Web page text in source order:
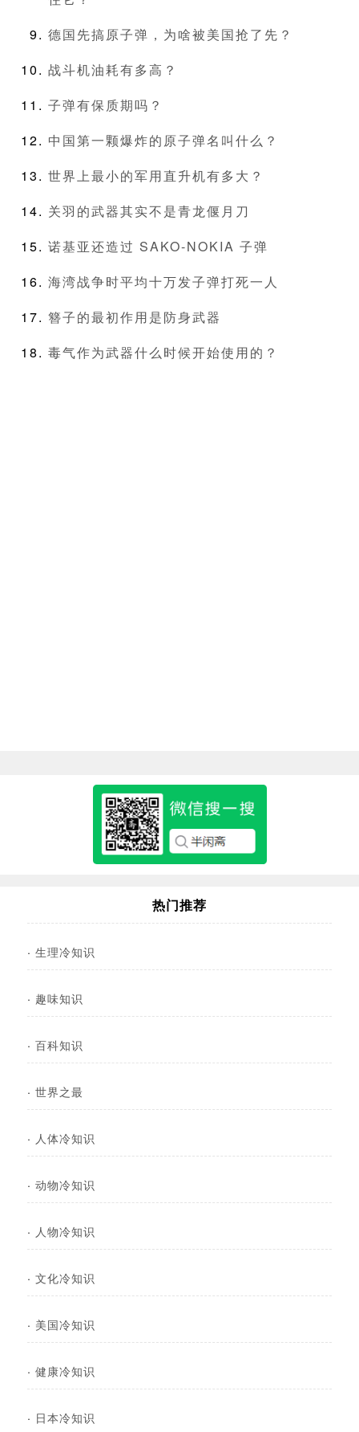
德国先搞原子弹，为啥被美国抢了先？
战斗机油耗有多高？
子弹有保质期吗？
中国第一颗爆炸的原子弹名叫什么？
世界上最小的军用直升机有多大？
关羽的武器其实不是青龙偃月刀
诺基亚还造过 SAKO-NOKIA 子弹
海湾战争时平均十万发子弹打死一人
簪子的最初作用是防身武器
毒气作为武器什么时候开始使用的？
热门推荐
· 生理冷知识
· 趣味知识
· 百科知识
· 世界之最
· 人体冷知识
· 动物冷知识
· 人物冷知识
· 文化冷知识
· 美国冷知识
· 健康冷知识
· 日本冷知识